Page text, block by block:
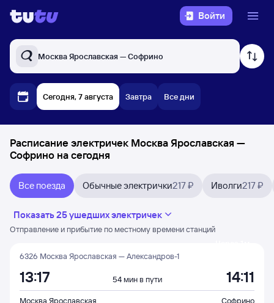
Войти
Москва Ярославская — Софрино
Сегодня, 7 августа Завтра Все дни
Расписание электричек Москва Ярославская —
Софрино на сегодня
Все поезда Обычные электрички217 ₽ Иволги217 ₽
Показать 25 ушедших электричек
Отправление и прибытие по местному времени станций
6326 Москва Ярославская — Александров-1
13:17 54 мин в пути 14:11
Москва Ярославская Софрино